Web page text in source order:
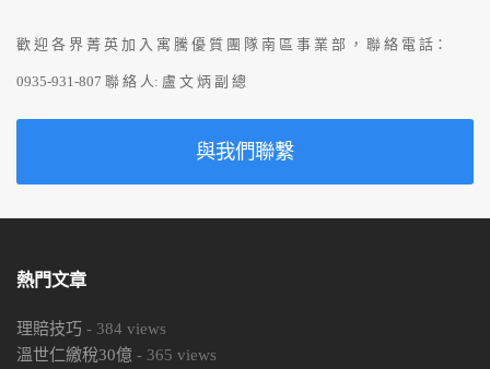
歡 迎 各 界 菁 英 加 入 寓 騰 優 質 團 隊 南 區 事 業 部 ， 聯 絡 電 話：
0935-931-807 聯 絡 人: 盧 文 炳 副 總
與我們聯繫
熱門文章
理賠技巧 - 384 views
溫世仁繳稅30億 - 365 views